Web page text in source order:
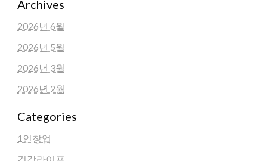
Archives
2026년 6월
2026년 5월
2026년 3월
2026년 2월
Categories
1인창업